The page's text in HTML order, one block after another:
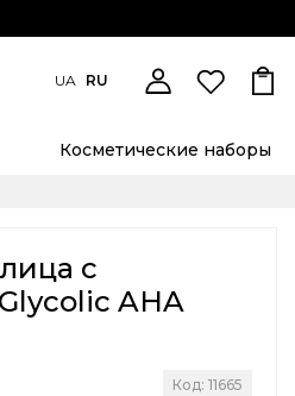
UA RU
Косметические наборы
с
AHA
Код: 11665